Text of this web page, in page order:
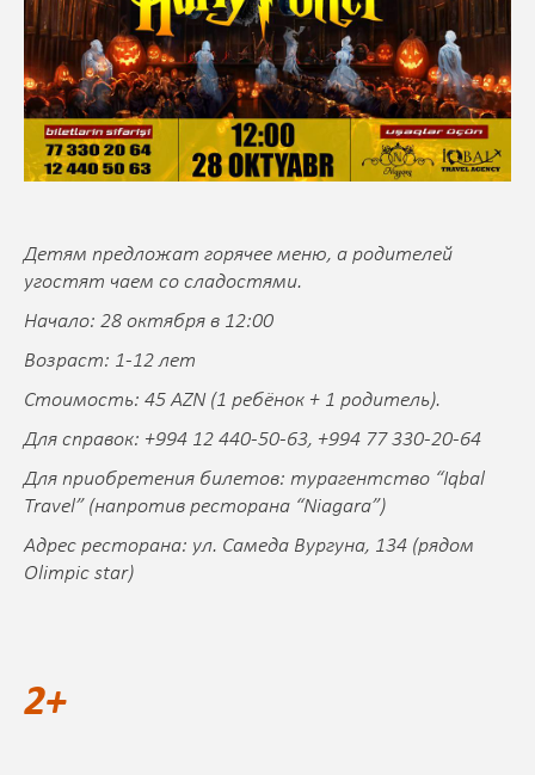
Детям предложат горячее меню, а родителей
угостят чаем со сладостями.
Начало: 28 октября в 12:00
Возраст: 1-12 лет
Стоимость: 45 AZN (1 ребёнок + 1 родитель).
Для справок: +994 12 440-50-63, +994 77 330-20-64
Для приобретения билетов: турагентство “Iqbal
Travel” (напротив ресторана “Niagara”)
Адрес ресторана: ул. Самеда Вургуна, 134 (рядом
Olimpic star)
2+